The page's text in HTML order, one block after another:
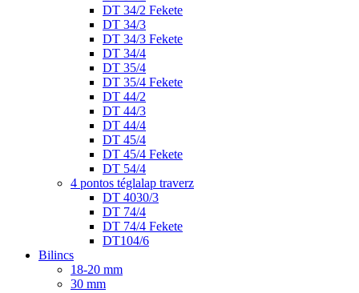
DT 34/2 Fekete
DT 34/3
DT 34/3 Fekete
DT 34/4
DT 35/4
DT 35/4 Fekete
DT 44/2
DT 44/3
DT 44/4
DT 45/4
DT 45/4 Fekete
DT 54/4
4 pontos téglalap traverz
DT 4030/3
DT 74/4
DT 74/4 Fekete
DT104/6
Bilincs
18-20 mm
30 mm